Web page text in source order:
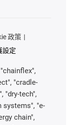
政策
設定
"cradle-
"dry-tech",
systems", "e-
chain",